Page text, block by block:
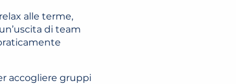
alle terme,
di team
accogliere gruppi